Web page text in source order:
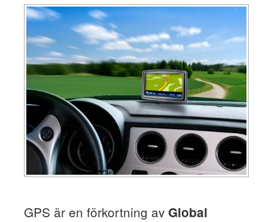
GPS är en förkortning av Global